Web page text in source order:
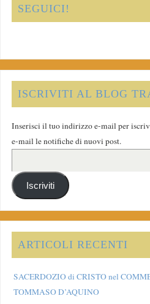
SEGUICI!
ISCRIVITI AL BLOG
Inserisci il tuo indirizzo e-mail per
e-mail le notifiche di nuovi post.
Iscriviti
ARTICOLI RECENTI
SACERDOZIO di CRISTO nel
TOMMASO D’AQUINO